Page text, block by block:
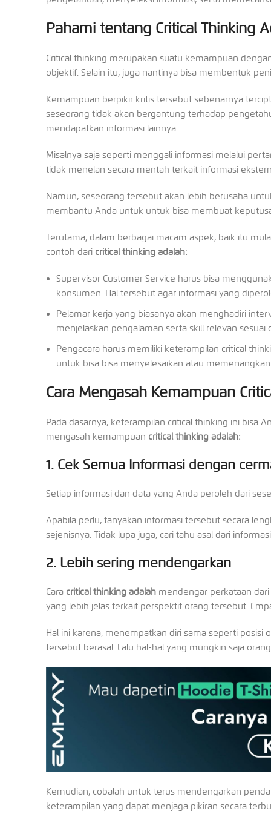
Pahami tentang Critical Thinking
Critical thinking merupakan suatu kemampuan
objektif. Selain itu, juga nantinya bisa membentuk
Kemampuan berpikir kritis tersebut sebenarnya
seseorang tidak akan bergantung terhadap
mendapatkan informasi lainnya.
Misalnya saja seperti menggali informasi melalui
tidak menelan secara mentah terkait informasi
Namun, seseorang tersebut akan lebih berusaha
membantu Anda untuk untuk bisa membuat
Terutama, dalam berbagai macam aspek, baik itu
contoh dari critical thinking adalah:
Supervisor Customer Service harus bisa
konsumen. Hal tersebut agar informasi yang
Pelamar kerja yang biasanya akan menghadiri
menjelaskan pengalaman serta skill relevan sesuai
Pengacara harus memiliki keterampilan critical
untuk bisa bisa menyelesaikan atau
Cara Mengasah Kemampuan
Pada dasarnya, keterampilan critical thinking ini bisa
mengasah kemampuan critical thinking adalah:
1. Cek Semua Informasi dengan
Setiap informasi dan data yang Anda peroleh dari
Apabila perlu, tanyakan informasi tersebut secara
sejenisnya. Tidak lupa juga, cari tahu asal dari
2. Lebih sering mendengarkan
Cara critical thinking adalah mendengar perkataan
yang lebih jelas terkait perspektif orang tersebut.
Hal ini karena, menempatkan diri sama seperti
tersebut berasal. Lalu hal-hal yang mungkin saja
Kemudian, cobalah untuk terus mendengarkan
keterampilan yang dapat menjaga pikiran secara